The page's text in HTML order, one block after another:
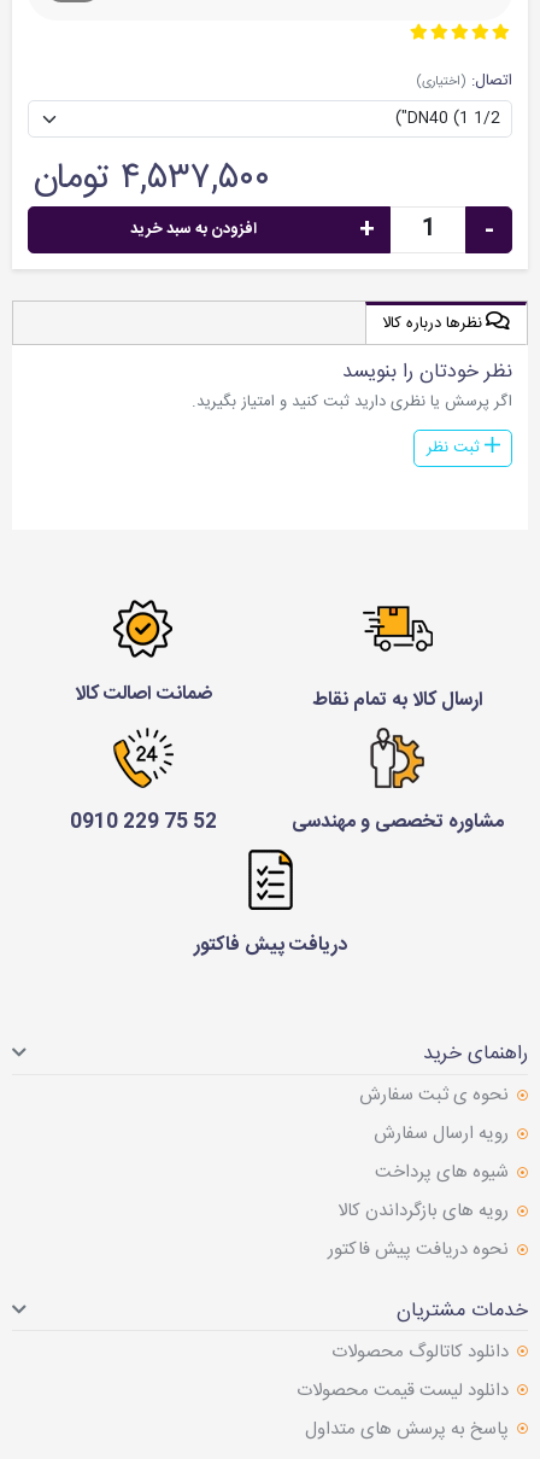
اتصال: (اختیاری)
۴,۵۳۷,۵۰۰ تومان
-
+ افزودن به سبد خرید
نظرها درباره کالا
نظر خودتان را بنویسد
اگر پرسش یا نظری دارید ثبت کنید و امتیاز بگیرید.
ثبت نظر
ارسال کالا به تمام نقاط ضمانت اصالت کالا
مشاوره تخصصی و مهندسی 52 75 229 0910
دریافت پیش فاکتور
راهنمای خرید
نحوه ی ثبت سفارش
رویه ارسال سفارش
شیوه های پرداخت
رویه های بازگرداندن کالا
نحوه دریافت پیش فاکتور
خدمات مشتریان
دانلود کاتالوگ محصولات
دانلود لیست قیمت محصولات
پاسخ به پرسش های متداول